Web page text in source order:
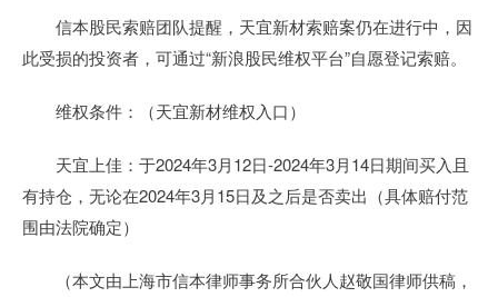
信本股民索赔团队提醒，天宜新材索赔案仍在进行中，因
此受损的投资者，可通过“新浪股民维权平台”自愿登记索赔。
维权条件：（天宜新材维权入口）
天宜上佳：于2024年3月12日-2024年3月14日期间买入且
有持仓，无论在2024年3月15日及之后是否卖出（具体赔付范
围由法院确定）
（本文由上海市信本律师事务所合伙人赵敬国律师供稿，